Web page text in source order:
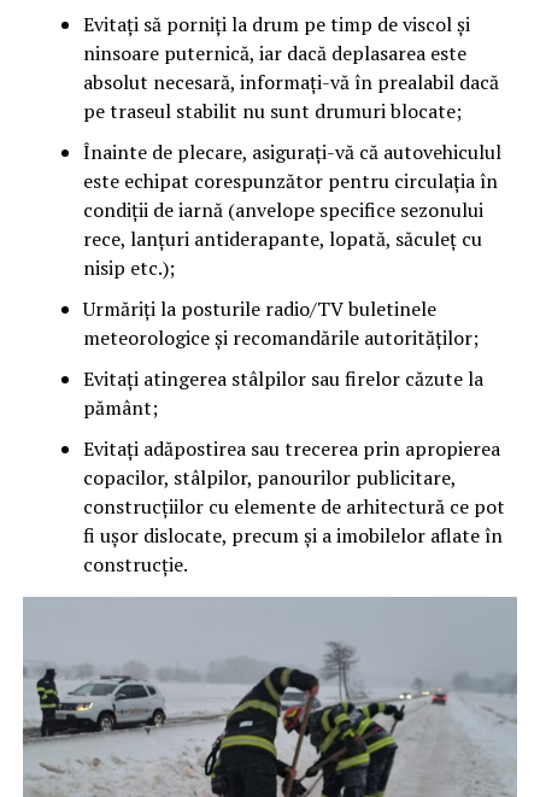
Evitați să porniți la drum pe timp de viscol şi
ninsoare puternică, iar dacă deplasarea este
absolut necesară, informați-vă în prealabil dacă
pe traseul stabilit nu sunt drumuri blocate;
Înainte de plecare, asigurați-vă că autovehiculul
este echipat corespunzător pentru circulaţia în
condiţii de iarnă (anvelope specifice sezonului
rece, lanţuri antiderapante, lopată, săculeţ cu
nisip etc.);
Urmăriți la posturile radio/TV buletinele
meteorologice și recomandările autorităților;
Evitați atingerea stâlpilor sau firelor căzute la
pământ;
Evitați adăpostirea sau trecerea prin apropierea
copacilor, stâlpilor, panourilor publicitare,
construcţiilor cu elemente de arhitectură ce pot
fi uşor dislocate, precum şi a imobilelor aflate în
construcţie.